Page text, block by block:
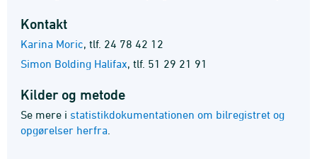
Kontakt
Karina Moric tlf. 24 78 42 12
Simon Bolding Halifax tlf. 51 29 21 91
Kilder og metode
Se mere i statistikdokumentationen om bilregistret og
opgørelser herfra